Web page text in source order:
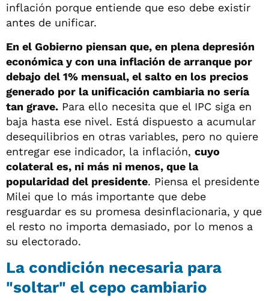
inflación porque entiende que eso debe existir
antes de unificar.
En el Gobierno piensan que, en plena depresión
económica y con una inflación de arranque por
debajo del 1% mensual, el salto en los precios
generado por la unificación cambiaria no sería
tan grave. Para ello necesita que el IPC siga en
baja hasta ese nivel. Está dispuesto a acumular
desequilibrios en otras variables, pero no quiere
entregar ese indicador, la inflación, cuyo
colateral es, ni más ni menos, que la
popularidad del presidente. Piensa el presidente
Milei que lo más importante que debe
resguardar es su promesa desinflacionaria, y que
el resto no importa demasiado, por lo menos a
su electorado.
La condición necesaria para
"soltar" el cepo cambiario